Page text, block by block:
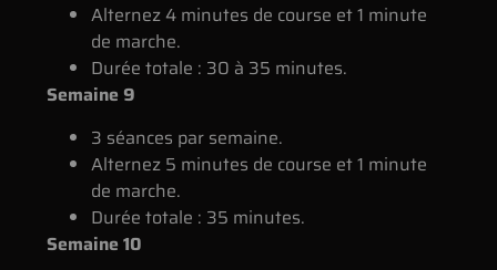
Alternez 4 minutes de course et 1 minute
de marche.
Durée totale : 30 à 35 minutes.
Semaine 9
3 séances par semaine.
Alternez 5 minutes de course et 1 minute
de marche.
Durée totale : 35 minutes.
Semaine 10